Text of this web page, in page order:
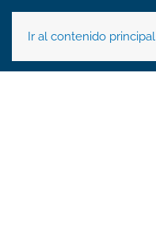
Ir al contenido principal